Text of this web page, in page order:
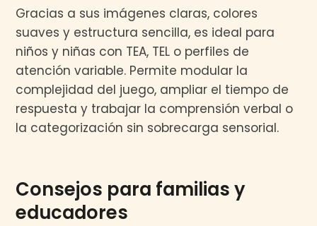
Gracias a sus imágenes claras, colores
suaves y estructura sencilla, es ideal para
niños y niñas con TEA, TEL o perfiles de
atención variable. Permite modular la
complejidad del juego, ampliar el tiempo de
respuesta y trabajar la comprensión verbal o
la categorización sin sobrecarga sensorial.
Consejos para familias y
educadores